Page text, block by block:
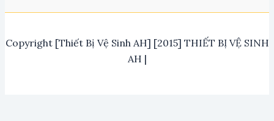
Copyright [Thiết Bị Vệ Sinh AH] [2015] THIẾT BỊ VỆ SINH
AH |